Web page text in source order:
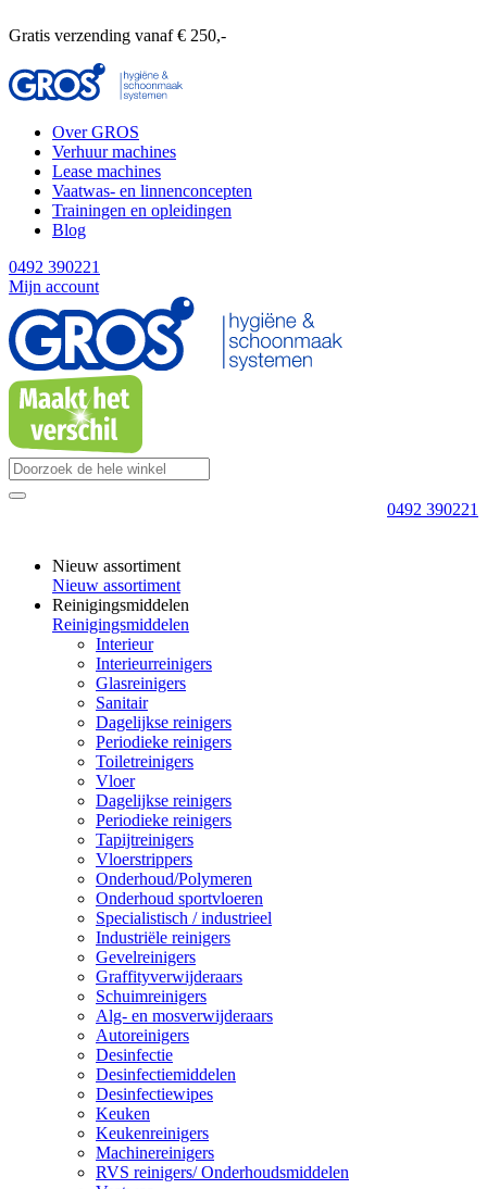
Gratis verzending vanaf € 250,-
Over GROS
Verhuur machines
Lease machines
Vaatwas- en linnenconcepten
Trainingen en opleidingen
Blog
0492 390221
Mijn account
0492 390221
Nieuw assortiment
Nieuw assortiment
Reinigingsmiddelen
Reinigingsmiddelen
Interieur
Interieurreinigers
Glasreinigers
Sanitair
Dagelijkse reinigers
Periodieke reinigers
Toiletreinigers
Vloer
Dagelijkse reinigers
Periodieke reinigers
Tapijtreinigers
Vloerstrippers
Onderhoud/Polymeren
Onderhoud sportvloeren
Specialistisch / industrieel
Industriële reinigers
Gevelreinigers
Graffityverwijderaars
Schuimreinigers
Alg- en mosverwijderaars
Autoreinigers
Desinfectie
Desinfectiemiddelen
Desinfectiewipes
Keuken
Keukenreinigers
Machinereinigers
RVS reinigers/ Onderhoudsmiddelen